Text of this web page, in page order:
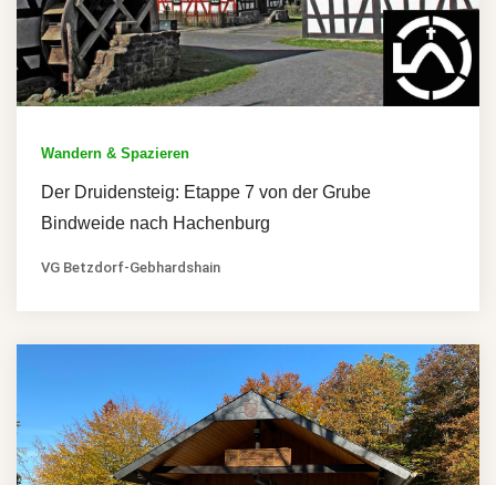
Wandern & Spazieren
Der Druidensteig: Etappe 7 von der Grube
Bindweide nach Hachenburg
VG Betzdorf-Gebhardshain